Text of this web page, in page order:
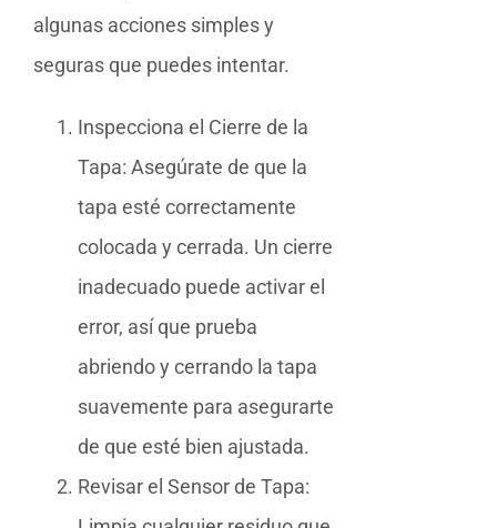
algunas acciones simples y
seguras que puedes intentar.
Inspecciona el Cierre de la
Tapa: Asegúrate de que la
tapa esté correctamente
colocada y cerrada. Un cierre
inadecuado puede activar el
error, así que prueba
abriendo y cerrando la tapa
suavemente para asegurarte
de que esté bien ajustada.
Revisar el Sensor de Tapa: